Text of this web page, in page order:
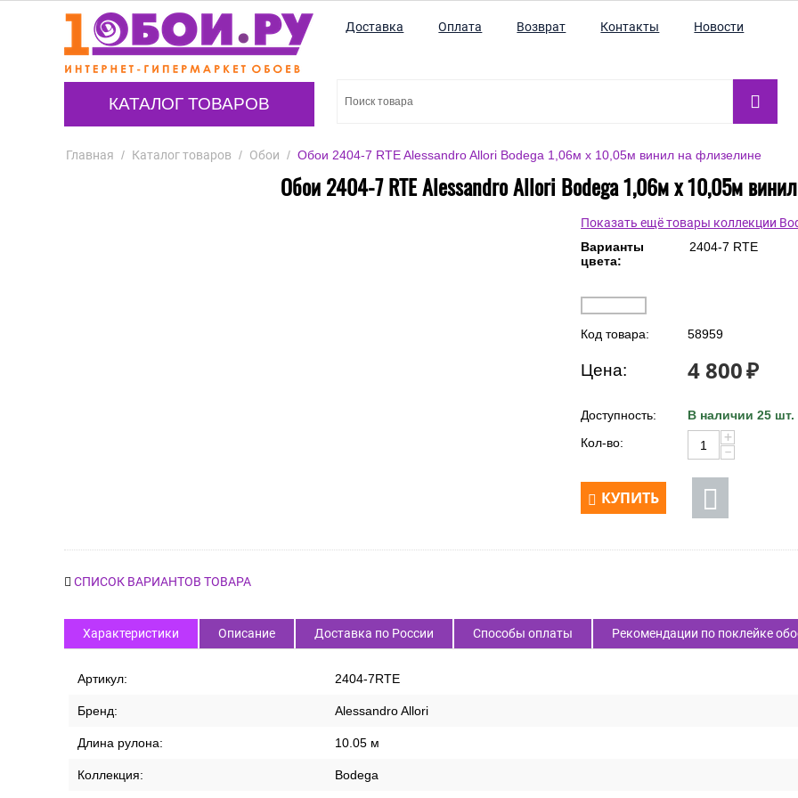
КАТАЛОГ ТОВАРОВ
Доставка Оплата Возврат Контакты Новости
Главная / Каталог товаров / Обои / Обои 2404-7 RTE Alessandro Allori Bodega 1,06м х 10,05м винил на флизелине
Обои 2404-7 RTE Alessandro Allori Bodega 1,06м х 10,05м
Показать ещё товары коллекции
Варианты
цвета:
2404-7 RTE
Код товара: 58959
Цена: 4 800₽
Доступность:
В наличии 25 шт.
Кол-во:
+
−
КУПИТЬ
СПИСОК ВАРИАНТОВ ТОВАРА
Характеристики Описание Доставка по России Способы оплаты Рекомендации по поклейке
Артикул: 2404-7RTE
Бренд: Alessandro Allori
Длина рулона: 10.05 м
Коллекция: Bodega